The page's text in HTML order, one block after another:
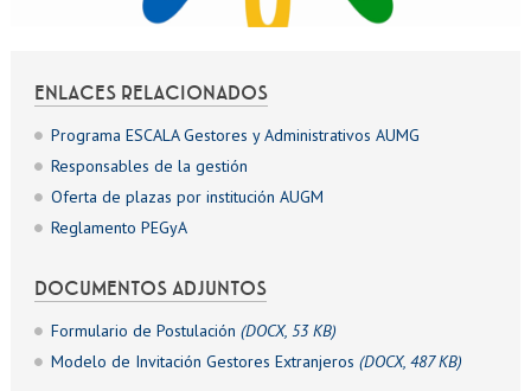
ENLACES RELACIONADOS
Programa ESCALA Gestores y Administrativos AUMG
Responsables de la gestión
Oferta de plazas por institución AUGM
Reglamento PEGyA
DOCUMENTOS ADJUNTOS
Formulario de Postulación (DOCX, 53 KB)
Modelo de Invitación Gestores Extranjeros (DOCX, 487 KB)